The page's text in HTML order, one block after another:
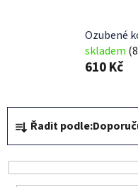
Ozubené
skladem
610 Kč
Ř
a
z
e
Řadit podle: